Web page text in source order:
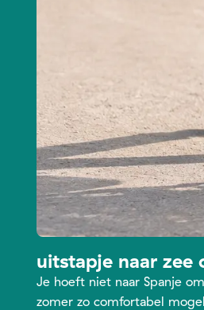
uitstapje naar zee
Je hoeft niet naar Spanje
zomer zo comfortabel